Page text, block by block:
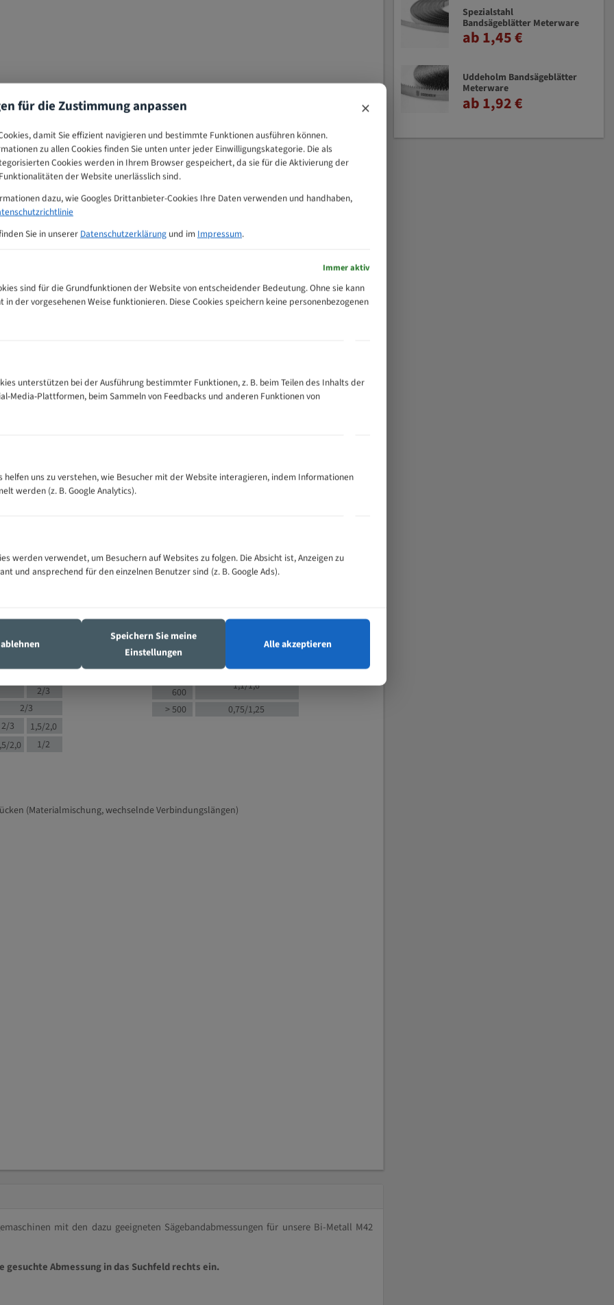
Tabelle
300
500
4/6
4/6
4/5
4/5
2/3
2/3
2/3
1,5/2,0
2,0 1/2
M (mm)
Zähne pro
Zoll (ZpZ))
35 - 70
5/8
130 -
350
150 -
600
1,1/1,6
> 500
0,75/1,25
(Materialmischung, wechselnde Verbindungslängen)
mit den dazu geeigneten Sägebandabmessungen für unsere Bi-Metall M42
Abmessung in das Suchfeld rechts ein.
Spezialstahl
Bandsägeblätter Meterware
ab 1,45 €
Uddeholm Bandsägeblätter
Meterware
ab 1,92 €
für die Zustimmung anpassen ×
damit Sie effizient navigieren und bestimmte Funktionen ausführen können.
zu allen Cookies finden Sie unten unter jeder Einwilligungskategorie. Die als
Cookies werden in Ihrem Browser gespeichert, da sie für die Aktivierung der
der Website unerlässlich sind.
dazu, wie Googles Drittanbieter-Cookies Ihre Daten verwenden und handhaben,
Sie in unserer Datenschutzerklärung und im Impressum.
Immer aktiv
sind für die Grundfunktionen der Website von entscheidender Bedeutung. Ohne sie kann
in der vorgesehenen Weise funktionieren. Diese Cookies speichern keine personenbezogenen
unterstützen bei der Ausführung bestimmter Funktionen, z. B. beim Teilen des Inhalts der
Media-Plattformen, beim Sammeln von Feedbacks und anderen Funktionen von
helfen uns zu verstehen, wie Besucher mit der Website interagieren, indem Informationen
werden (z. B. Google Analytics).
werden verwendet, um Besuchern auf Websites zu folgen. Die Absicht ist, Anzeigen zu
und ansprechend für den einzelnen Benutzer sind (z. B. Google Ads).
Speichern Sie meine
Einstellungen
Alle akzeptieren